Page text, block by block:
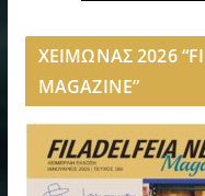
ΧΕΙΜΩΝΑΣ 2026
MAGAZINE”